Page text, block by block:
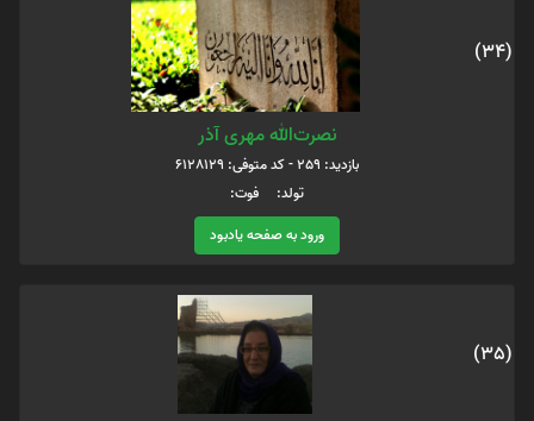
(34)
نصرت‌الله مهری آذر
بازدید: 259 - کد متوفی: 6128129
تولد: فوت:
ورود به صفحه یادبود
(35)